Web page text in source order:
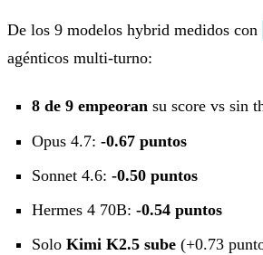
De los 9 modelos hybrid medidos con
agénticos multi-turno:
8 de 9 empeoran su score vs sin
Opus 4.7: -0.67 puntos
Sonnet 4.6: -0.50 puntos
Hermes 4 70B: -0.54 puntos
Solo Kimi K2.5 sube (+0.73